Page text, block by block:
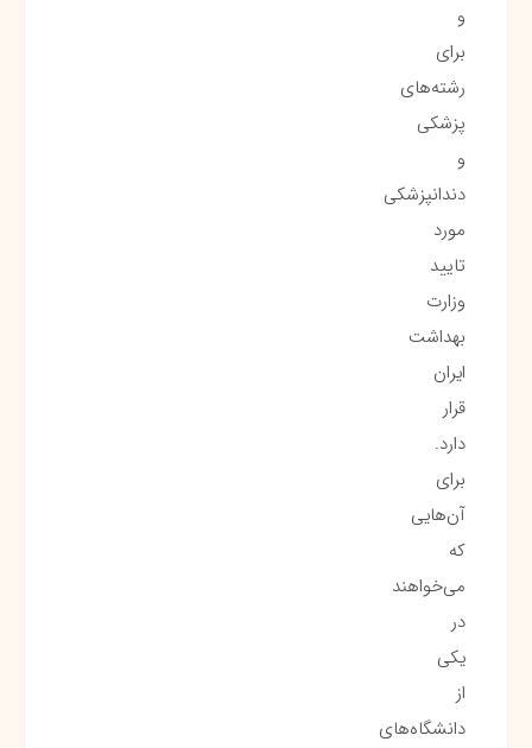
و
برای
رشته‌های
پزشکی
و
دندانپزشکی
مورد
تایید
وزارت
بهداشت
ایران
قرار
دارد.
برای
آن‌هایی
که
می‌خواهند
در
یکی
از
دانشگاه‌های